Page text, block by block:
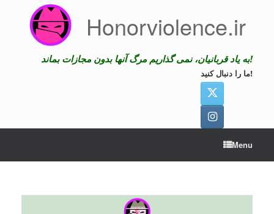
Honorviolence.ir
به یاد قربانیان، نمی گذاریم مرگ آنها بدون مجازات بماند!
ما را دنبال کنید!
Menu